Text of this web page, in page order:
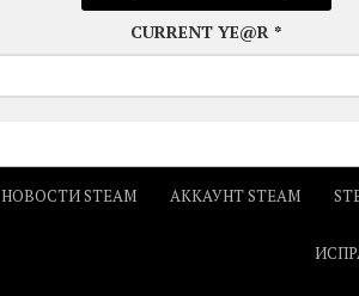
CURRENT YE@R *
НОВОСТИ STEAM АККАУНТ STEAM